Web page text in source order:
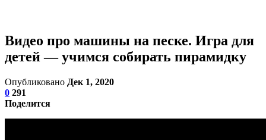
Видео про машины на песке. Игра для
детей — учимся собирать пирамидку
Опубликовано Дек 1, 2020
0 291
Поделится